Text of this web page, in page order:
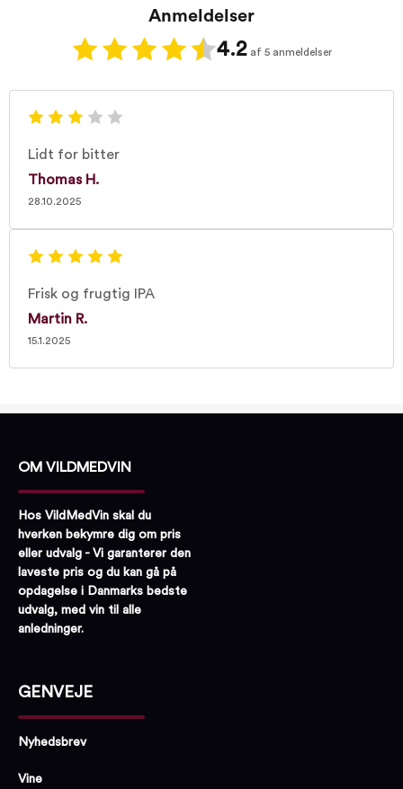
Anmeldelser
4.2 af 5 anmeldelser
Lidt for bitter
Thomas H.
28.10.2025
Frisk og frugtig IPA
Martin R.
15.1.2025
OM VILDMEDVIN
Hos VildMedVin skal du
hverken bekymre dig om pris
eller udvalg - Vi garanterer den
laveste pris og du kan gå på
opdagelse i Danmarks bedste
udvalg, med vin til alle
anledninger.
GENVEJE
Nyhedsbrev
Vine